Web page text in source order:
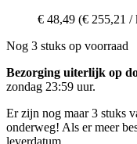
€ 48,49 (€ 255,21 /
Nog 3 stuks op voorraad
Bezorging uiterlijk op
zondag 23:59 uur.
Er zijn nog maar 3 stuks
onderweg! Als er meer
leverdatum.